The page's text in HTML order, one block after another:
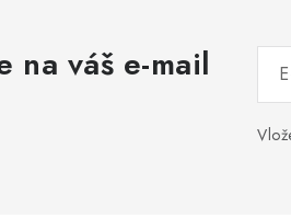
na váš e-mail